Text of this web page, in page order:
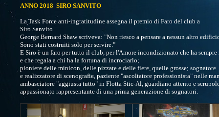
ANNO 2018 SIRO SANVITO
La Task Force anti-ingratitudine assegna il premio di Faro del club a
Siro Sanvito
George Bernard Shaw scriveva: "Non riesco a pensare a nessun altro
Sono stati costruiti solo per servire."
E Siro è un faro per tutto il club, per l'Amore incondizionato che ha
e che regala a chi ha la fortuna di incrociarlo;
pioniere delle minicon, delle pizzate e delle fiere, quelle grosse; sognatore
e realizzatore di scenografie, paziente "ascoltatore professionista" nelle
ambasciatore "aggiusta tutto" in Flotta Stic-Al, guardiano attento e
appassionato rappresentante di una prima generazione di sognatori.